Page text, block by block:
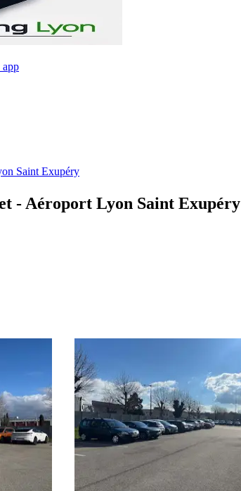
app
Saint Exupéry
- Aéroport Lyon Saint Exupéry